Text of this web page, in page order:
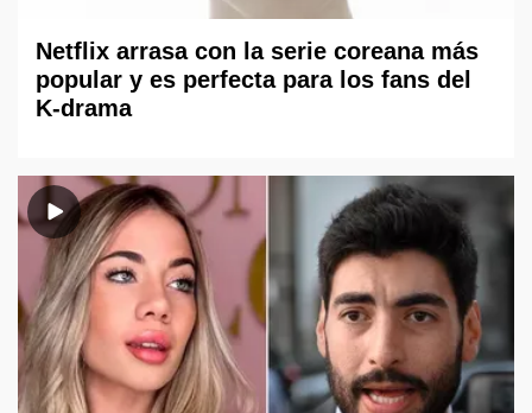
Netflix arrasa con la serie coreana más
popular y es perfecta para los fans del
K-drama